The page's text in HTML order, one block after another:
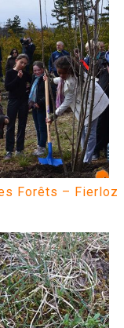
Forêts – Fierloz